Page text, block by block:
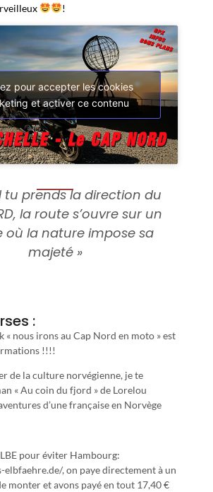
!
pour accepter les cookies
et activer ce contenu
tu prends la direction du
la route s’ouvre sur un
où la nature impose sa
majeté »
:
« nous irons au Cap Nord en moto » est
!!!!
de la culture norvégienne, je te
« Au coin du fjord » de Lorelou
d’une française en Norvège
pour éviter Hambourg:
, on paye directement à un
monter et avons payé en tout 17,40 €